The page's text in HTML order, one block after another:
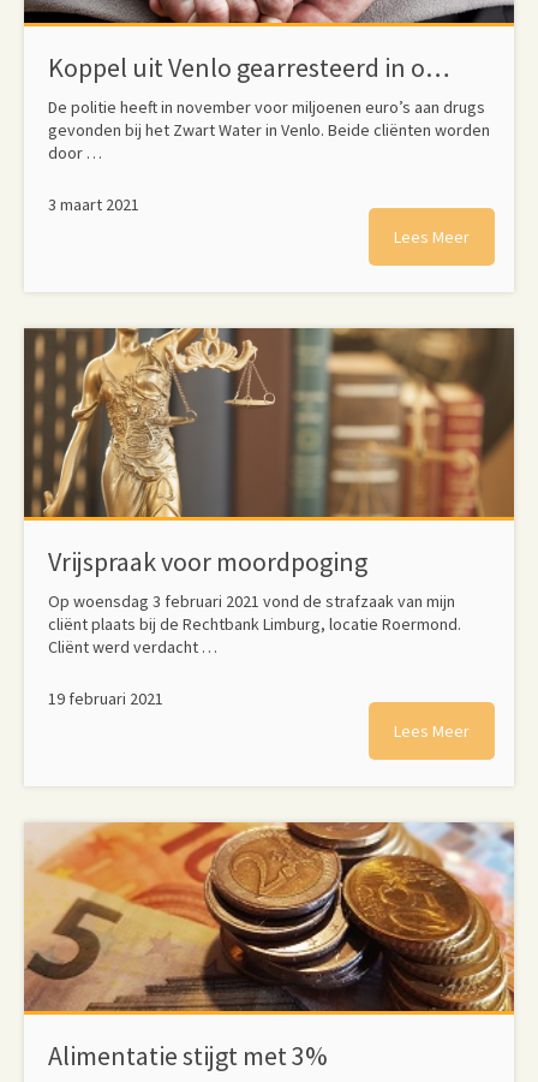
Koppel uit Venlo gearresteerd in omvangrijk drugsonderzoek
De politie heeft in november voor miljoenen euro’s aan drugs
gevonden bij het Zwart Water in Venlo. Beide cliënten worden
door …
3 maart 2021
Lees Meer
Vrijspraak voor moordpoging
Op woensdag 3 februari 2021 vond de strafzaak van mijn
cliënt plaats bij de Rechtbank Limburg, locatie Roermond.
Cliënt werd verdacht …
19 februari 2021
Lees Meer
Alimentatie stijgt met 3%